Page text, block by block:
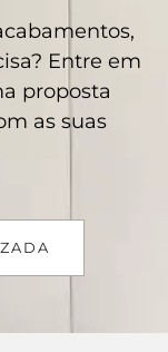
Entre em
proposta
as suas